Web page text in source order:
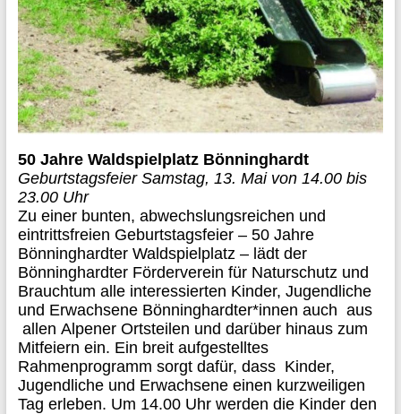
50 Jahre Waldspielplatz Bönninghardt
Geburtstagsfeier Samstag, 13. Mai von 14.00 bis
23.00 Uhr
Zu einer bunten, abwechslungsreichen und
eintrittsfreien Geburtstagsfeier – 50 Jahre
Bönninghardter Waldspielplatz – lädt der
Bönninghardter Förderverein für Naturschutz und
Brauchtum alle interessierten Kinder, Jugendliche
und Erwachsene Bönninghardter*innen auch aus
allen Alpener Ortsteilen und darüber hinaus zum
Mitfeiern ein. Ein breit aufgestelltes
Rahmenprogramm sorgt dafür, dass Kinder,
Jugendliche und Erwachsene einen kurzweiligen
Tag erleben. Um 14.00 Uhr werden die Kinder den